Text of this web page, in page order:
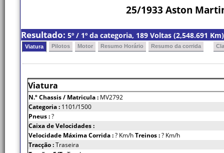
25/1933 Aston
Resultado: 5º / 1º da categoria, 189 Voltas (2,548.691
Viatura Pilotos Motor Resumo Horário Resumo da corrida
Viatura
N.º Chassis/ Matricula : MV2792
Categoria : 1101/1500
Pneus :?
Caixa de Velocidades :
Velocidade Máxima Corrida :? Km/hTreinos :? Km/h
Tracção :Traseira